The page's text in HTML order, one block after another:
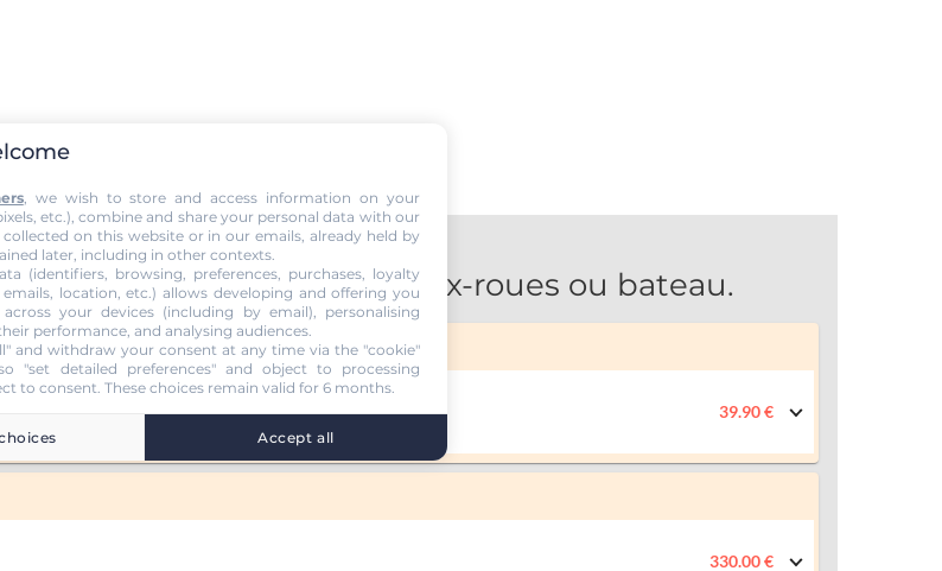
de vos règlement et payer vos factures en ligne.
votre permis voiture, deux-roues ou bateau.
39.90 €
330.00 €
, we wish to store and access information on your
etc.), combine and share your personal data with our
on this website or in our emails, already held by
later, including in other contexts.
(identifiers, browsing, preferences, purchases, loyalty
location, etc.) allows developing and offering you
your devices (including by email), personalising
performance, and analysing audiences.
and withdraw your consent at any time via the "cookie"
"set detailed preferences" and object to processing
to consent. These choices remain valid for 6 months.
Accept all